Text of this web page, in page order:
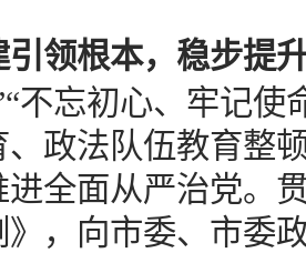
引领根本，稳步提
不忘初心、牢记使
、政法队伍教育整
进全面从严治党。
》，向市委、市委